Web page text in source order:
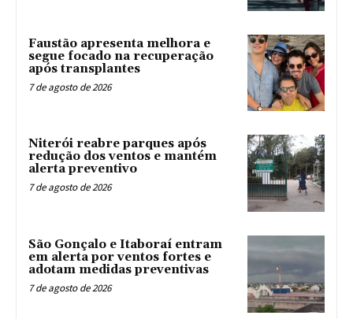
Faustão apresenta melhora e
segue focado na recuperação
após transplantes
7 de agosto de 2026
Niterói reabre parques após
redução dos ventos e mantém
alerta preventivo
7 de agosto de 2026
São Gonçalo e Itaboraí entram
em alerta por ventos fortes e
adotam medidas preventivas
7 de agosto de 2026